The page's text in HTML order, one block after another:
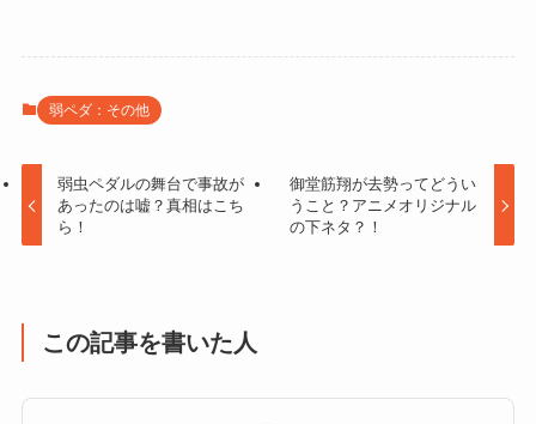
弱ペダ：その他
弱虫ペダルの舞台で事故が
あったのは嘘？真相はこち
ら！
御堂筋翔が去勢ってどうい
うこと？アニメオリジナル
の下ネタ？！
この記事を書いた人